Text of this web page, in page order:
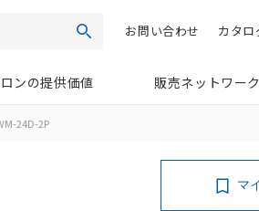
検索 カタロ
お問い合わせ
ンの提供価値 販売ネットワーク
24D-2P
マ